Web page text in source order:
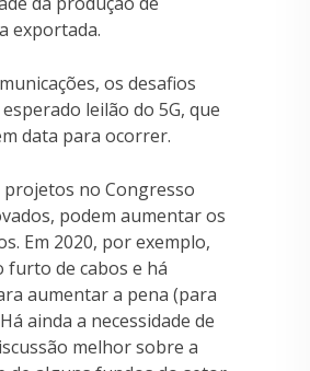
exportada.
os desafios
leilão do 5G, que
data para ocorrer.
no Congresso
podem aumentar os
Em 2020, por exemplo,
furto de cabos e há
aumentar a pena (para
ainda a necessidade de
melhor sobre a